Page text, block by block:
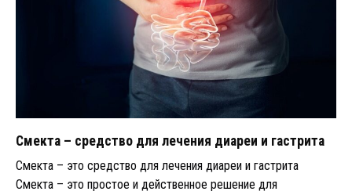
Смекта – средство для лечения диареи и гастрита
Смекта – это средство для лечения диареи и гастрита
Смекта – это простое и действенное решение для